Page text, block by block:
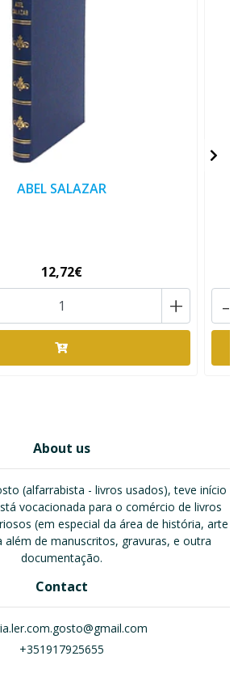
ABEL SALAZAR
12,72€
+ -
About us
(alfarrabista - livros usados), teve início
vocacionada para o comércio de livros
(em especial da área de história, arte
além de manuscritos, gravuras, e outra
documentação.
Contact
+351917925655